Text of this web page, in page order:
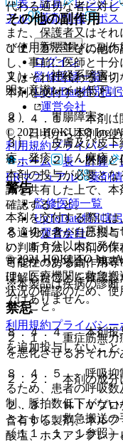
代わる適切な者に対
また、保護者又はそ
び使用方法並びに副
し、事前に医師と十
又はそれに代わる適
本剤を交付すること〔
８．４．１． 本剤に
し、日頃から本剤の使
８．４．２． 医師と
本剤の投与が必要と
識を共有した上で、
確認すること。
８．４．３． 原則と
い、１０分以内に発
きなかった場合、浅
は、医療機関に救急
状況の確認のため、
すること。
８．４．４． 本剤投
を追加投与しないこ
８．４．５． 呼吸抑
るため、患者の呼吸
制、脈拍数低下がな
とともに、救急搬送
〔１１．１．１参照〕
その他の副作用
１１．２． その他の
１）． 神経系障害：
明）意識レベル低下。
２）． 胃腸障害：（
３）． 皮膚及び皮下
症、発疹、じん麻疹、
警告
本剤を交付する際に
る適切な者が自己投
の判断方法、本剤の
可能性のある副作用
理解したことを確認
禁忌
２．１． 重症筋無力
を悪化させるおそれが
２．２． 本剤の成分
２．３． ＨＩＶプロ
含有する製剤、ネル
酸塩、ホスアンプレ
アル
薬剤情報 ポス
新規登録
ログイン
監修医師一覧
UpToDate特別割
運営会社
© 2021 HOKUTO Inc.
利用規約プライバシー
ホーム
表・計算
ERマニュアル
薬剤
監修医師一覧
UpToDate特別割引
運営会社
© 2021 HOKUTO Inc.
※本製品は疾病の診断
ではありません。
利用規約プライバシー